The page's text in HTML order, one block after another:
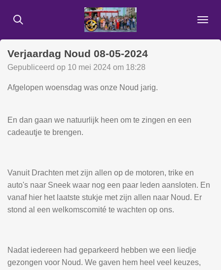
direct
hoofdinhoud
Verjaardag Noud 08-05-2024
Gepubliceerd op 10 mei 2024 om 18:28
Afgelopen woensdag was onze Noud jarig.
En dan gaan we natuurlijk heen om te zingen en een
cadeautje te brengen.
Vanuit Drachten met zijn allen op de motoren, trike en
auto's naar Sneek waar nog een paar leden aansloten. En
vanaf hier het laatste stukje met zijn allen naar Noud. Er
stond al een welkomscomité te wachten op ons.
Nadat iedereen had geparkeerd hebben we een liedje
gezongen voor Noud. We gaven hem heel veel keuzes,